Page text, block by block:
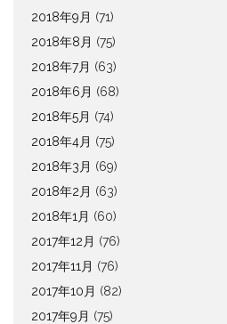
2018年9月 (71)
2018年8月 (75)
2018年7月 (63)
2018年6月 (68)
2018年5月 (74)
2018年4月 (75)
2018年3月 (69)
2018年2月 (63)
2018年1月 (60)
2017年12月 (76)
2017年11月 (76)
2017年10月 (82)
2017年9月 (75)